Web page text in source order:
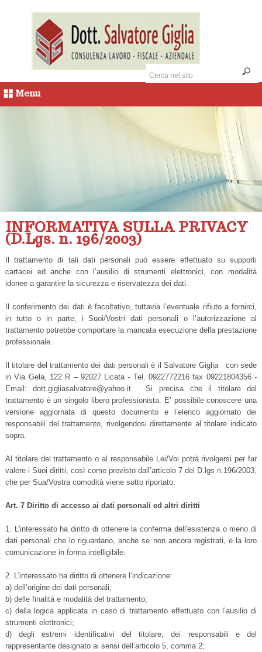
Menu
INFORMATIVA SULLA PRIVACY
(D.Lgs. n. 196/2003)
Il trattamento di tali dati personali può essere effettuato su supporti
cartacei ed anche con l’ausilio di strumenti elettronici, con modalità
idonee a garantire la sicurezza e riservatezza dei dati.
Il conferimento dei dati è facoltativo, tuttavia l’eventuale rifiuto a fornirci,
in tutto o in parte, i Suoi/Vostri dati personali o l’autorizzazione al
trattamento potrebbe comportare la mancata esecuzione della prestazione
professionale.
Il titolare del trattamento dei dati personali è il Salvatore Giglia con sede
in Via Gela, 122 R – 92027 Licata - Tel. 0922772216 fax 09221804356 -
Email: dott.gigliasalvatore@yahoo.it . Si precisa che il titolare del
trattamento è un singolo libero professionista. E’ possibile conoscere una
versione aggiornata di questo documento e l’elenco aggiornato dei
responsabili del trattamento, rivolgendosi direttamente al titolare indicato
sopra.
Al titolare del trattamento o al responsabile Lei/Voi potrà rivolgersi per far
valere i Suoi diritti, così come previsto dall’articolo 7 del D.lgs n.196/2003,
che per Sua/Vostra comodità viene sotto riportato.
Art. 7 Diritto di accesso ai dati personali ed altri diritti
1. L'interessato ha diritto di ottenere la conferma dell'esistenza o meno di
dati personali che lo riguardano, anche se non ancora registrati, e la loro
comunicazione in forma intelligibile.
2. L’interessato ha diritto di ottenere l’indicazione:
a) dell’origine dei dati personali;
b) delle finalità e modalità del trattamento;
c) della logica applicata in caso di trattamento effettuato con l’ausilio di
strumenti elettronici;
d) degli estremi identificativi del titolare, dei responsabili e del
rappresentante designato ai sensi dell’articolo 5, comma 2;